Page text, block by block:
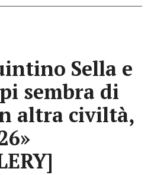
Sella e
sembra di
altra civiltà,